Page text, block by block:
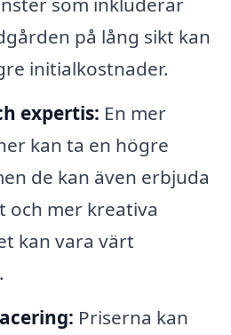
på lång sikt kan
initialkostnader.
expertis: En mer
kan ta en högre
de kan även erbjuda
och mer kreativa
kan vara värt
Priserna kan